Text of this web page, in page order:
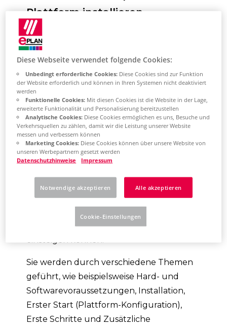
Plattform installieren,
Standards konfigurieren und
das erste Mal starten? Wir
unterstützen Sie dabei!
Sie haben hier die Möglichkeit, Ihren
gewünschten Installationstyp
auszuwählen. Im Anschluss erhalten Sie
eine darauf passgenau zugeschnittene
Themenauswahl. Diese beschreibt die
wichtigsten Schritte, um die Eplan
erfahren Sie auch, wie Sie die
durchführen und in die Eplan Plattform
einsteigen können.
Sie werden durch verschiedene Themen
geführt, wie beispielsweise Hard- und
Softwarevoraussetzungen, Installation,
Erster Start (Plattform-Konfiguration),
Erste Schritte und Zusätzliche
Diese Webseite verwendet folgende Cookies:
Unbedingt erforderliche Cookies:Diese Cookies sind zur Funktion
der Website erforderlich und können in Ihren Systemen nicht deaktiviert
werden
Funktionelle Cookies:Mit diesen Cookies ist die Website in der Lage,
erweiterte Funktionalität und Personalisierung bereitzustellen
Analytische Cookies:Diese Cookies ermöglichen es uns, Besuche und
Verkehrsquellen zu zählen, damit wir die Leistung unserer Website
messen und verbessern können
Marketing Cookies:Diese Cookies können über unsere Website von
unseren Werbepartnern gesetzt werden
Datenschutzhinweise
Impressum
Notwendige akzeptieren Alle akzeptieren
Cookie-Einstellungen